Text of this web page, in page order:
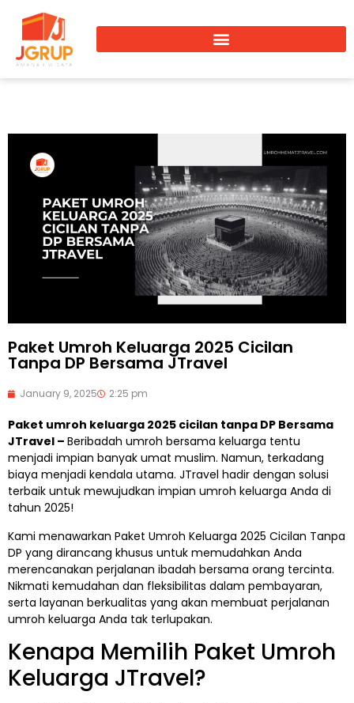
Paket Umroh Keluarga 2025 Cicilan
Tanpa DP Bersama JTravel
January 9, 2025 2:25 pm
Paket umroh keluarga 2025 cicilan tanpa DP Bersama
JTravel – Beribadah umroh bersama keluarga tentu
menjadi impian banyak umat muslim. Namun, terkadang
biaya menjadi kendala utama. JTravel hadir dengan solusi
terbaik untuk mewujudkan impian umroh keluarga Anda di
tahun 2025!
Kami menawarkan Paket Umroh Keluarga 2025 Cicilan Tanpa
DP yang dirancang khusus untuk memudahkan Anda
merencanakan perjalanan ibadah bersama orang tercinta.
Nikmati kemudahan dan fleksibilitas dalam pembayaran,
serta layanan berkualitas yang akan membuat perjalanan
umroh keluarga Anda tak terlupakan.
Kenapa Memilih Paket Umroh
Keluarga JTravel?